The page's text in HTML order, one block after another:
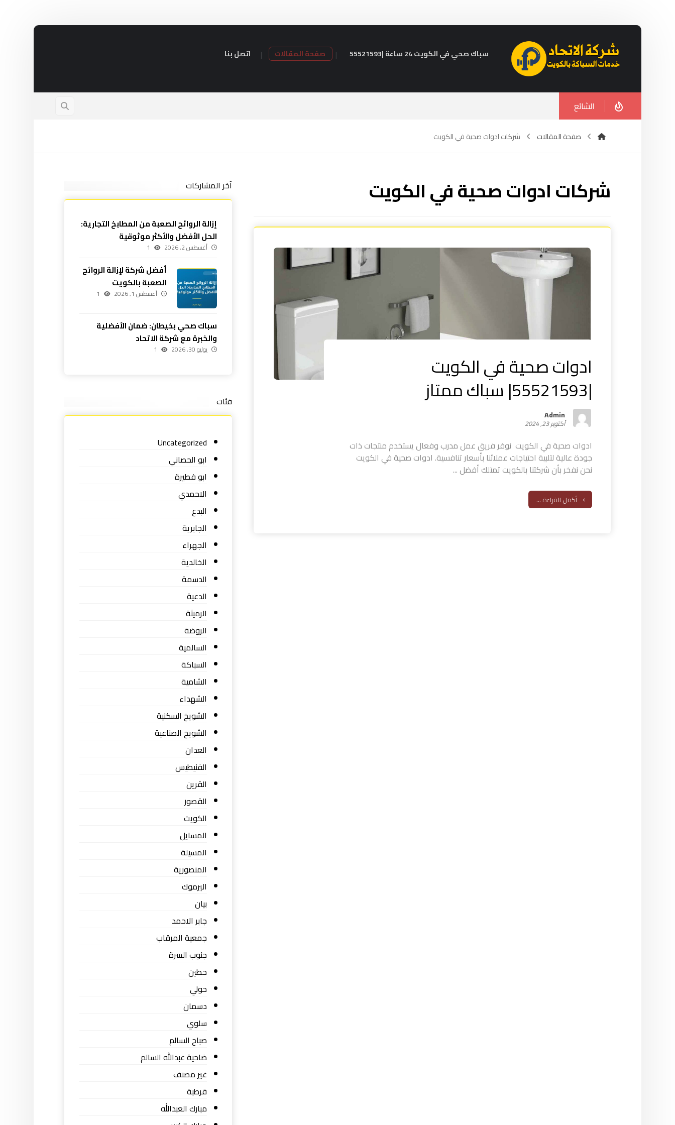
سباك صحي في الكويت 24 ساعة |55521593 صفحة المقالات اتصل بنا
الشائع
صفحة المقالات شركات ادوات صحية في الكويت
شركات ادوات صحية في الكويت
ادوات صحية في الكويت
|55521593| سباك ممتاز
Admin
أكتوبر 23, 2024
ادوات صحية في الكويت نوفر فريق عمل مدرب وفعال يستخدم منتجات ذات
جودة عالية لتلبية احتياجات عملائنا بأسعار تنافسية. ادوات صحية في الكويت
نحن نفخر بأن شركتنا بالكويت تمتلك أفضل ...
أكمل القراءة ...
آخر المشاركات
إزالة الروائح الصعبة من المطابخ التجارية:
الحل الأفضل والأكثر موثوقية
أغسطس 2, 2026 1
أفضل شركة لإزالة الروائح
الصعبة بالكويت
أغسطس 1, 2026 1
سباك صحي بخيطان: ضمان الأفضلية
والخبرة مع شركة الاتحاد
يوليو 30, 2026 1
فئات
Uncategorized
ابو الحصاني
ابو فطيرة
الاحمدي
البدع
الجابرية
الجهراء
الخالدية
الدسمة
الدعية
الرميثة
الروضة
السالمية
السباكة
الشامية
الشهداء
الشويخ السكنية
الشويخ الصناعية
العدان
الفنيطيس
القرين
القصور
الكويت
المسايل
المسيلة
المنصورية
اليرموك
بيان
جابر الاحمد
جمعية المرقاب
جنوب السرة
حطين
حولي
دسمان
سلوي
صباح السالم
ضاحية عبدالله السالم
غير مصنف
قرطبة
مبارك العبدالله